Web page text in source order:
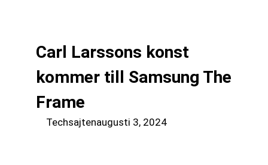
Carl Larssons konst
kommer till Samsung The
Frame
Techsajtenaugusti 3, 2024